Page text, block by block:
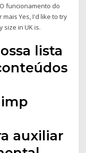
funcionamento do
Yes, I'd like to try
size in UK is.
lista
auxiliar